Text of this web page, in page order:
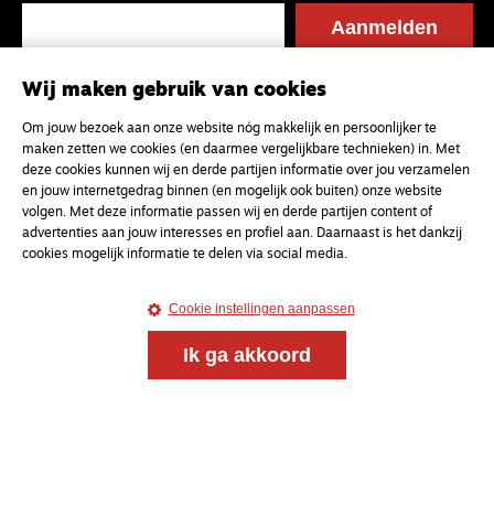
Wij maken gebruik van cookies
Om jouw bezoek aan onze website nóg makkelijk en persoonlijker te
maken zetten we cookies (en daarmee vergelijkbare technieken) in. Met
deze cookies kunnen wij en derde partijen informatie over jou verzamelen
en jouw internetgedrag binnen (en mogelijk ook buiten) onze website
volgen. Met deze informatie passen wij en derde partijen content of
advertenties aan jouw interesses en profiel aan. Daarnaast is het dankzij
cookies mogelijk informatie te delen via social media.
Cookie instellingen aanpassen
Ik ga akkoord